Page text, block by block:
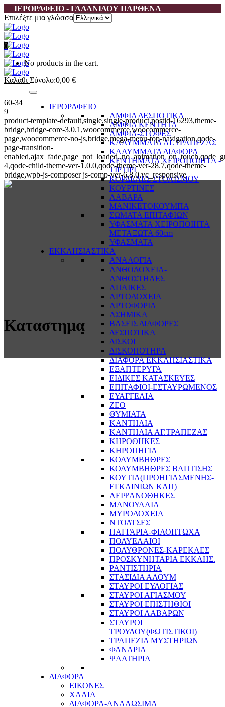
ΙΕΡΟΡΑΦΕΙΟ - ΓΑΛΑΝΙΔΟΥ ΠΑΡΘΕΝΑ
Επιλέξτε μια γλώσσα
0
No products in the cart.
Καλάθι Σύνολο:0,00 €
ΙΕΡΟΡΑΦΕΙΟ
ΑΜΦΙΑ ΔΕΣΠΟΤΙΚΑ
ΑΜΦΙΑ ΚΕΝΤΗΤΑ
ΑΜΦΙΑ-ΣΤΟΦΕΣ
ΚΑΛΥΜΜΑΤΑ ΑΓ.ΤΡΑΠΕΖΑΣ
ΚΑΛΥΜΜΑΤΑ ΔΙΑΦΟΡΑ
ΚΕΝΤΗΜΑΤΑ ΧΕΙΡΟΠΟΙΗΤΑ -
ΤΙΡΤΙΡΙ
ΚΟΡΔΕΛΕΣ ΣΤΟΛΙΣΜΟΥ
ΚΟΥΡΤΙΝΕΣ
ΛΑΒΑΡΑ
ΜΑΝΙΚΕΤΟΚΟΥΜΠΑ
ΣΩΜΑΤΑ ΕΠΙΤΑΦΙΩΝ
ΥΦΑΣΜΑΤΑ ΧΕΙΡΟΠΟΙΗΤΑ
ΜΕΤΑΞΩΤΑ 60cm
ΥΦΑΣΜΑΤΑ
ΕΚΚΛΗΣΙΑΣΤΙΚΑ
ΑΝΑΛΟΓΙΑ
ΑΝΘΟΔΟΧΕΙΑ-
ΑΝΘΟΣΤΗΛΕΣ
ΑΠΛΙΚΕΣ
ΑΡΤΟΔΟΧΕΙΑ
ΑΡΤΟΦΟΡΙΑ
ΑΣΗΜΙΚΑ
ΒΑΣΕΙΣ ΔΙΑΦΟΡΕΣ
ΔΕΣΠΟΤΙΚΑ
ΔΙΣΚΟΙ
ΔΙΣΚΟΠΟΤΗΡΑ
ΔΙΑΦΟΡΑ ΕΚΚΛΗΣΙΑΣΤΙΚΑ
ΕΞΑΠΤΕΡΥΓΑ
ΕΙΔΙΚΕΣ ΚΑΤΑΣΚΕΥΕΣ
ΕΠΙΤΑΦΙΟΙ-ΕΣΤΑΥΡΩΜΕΝΟΣ
ΕΥΑΓΓΕΛΙΑ
ΖΕΟ
ΘΥΜΙΑΤΑ
ΚΑΝΤΗΛΙΑ
ΚΑΝΤΗΛΙΑ ΑΓ.ΤΡΑΠΕΖΑΣ
ΚΗΡΟΘΗΚΕΣ
ΚΗΡΟΠΗΓΙΑ
ΚΟΛΥΜΒΗΘΡΕΣ
ΚΟΛΥΜΒΗΘΡΕΣ ΒΑΠΤΙΣΗΣ
ΚΟΥΤΙΑ(ΠΡΟΗΓΙΑΣΜΕΝΗΣ-
ΕΓΚΑΙΝΙΩΝ ΚΛΠ)
ΛΕΙΨΑΝΟΘΗΚΕΣ
ΜΑΝΟΥΑΛΙΑ
ΜΥΡΟΔΟΧΕΙΑ
ΝΤΟΛΤΣΕΣ
ΠΑΓΓΑΡΙΑ-ΦΙΛΟΠΤΩΧΑ
ΠΟΛΥΕΛΑΙΟΙ
ΠΟΛΥΘΡΟΝΕΣ-ΚΑΡΕΚΛΕΣ
ΠΡΟΣΚΥΝΗΤΑΡΙΑ ΕΚΚΛΗΣ.
ΡΑΝΤΙΣΤΗΡΙΑ
ΣΤΑΣΙΔΙΑ ΑΛΟΥΜ
ΣΤΑΥΡΟΙ ΕΥΛΟΓΙΑΣ
ΣΤΑΥΡΟΙ ΑΓΙΑΣΜΟΥ
ΣΤΑΥΡΟΙ ΕΠΙΣΤΗΘΙΟΙ
ΣΤΑΥΡΟΙ ΛΑΒΑΡΩΝ
ΣΤΑΥΡΟΙ
ΤΡΟΥΛΟΥ(ΦΩΤΙΣΤΙΚΟΙ)
ΤΡΑΠΕΖΙΑ ΜΥΣΤΗΡΙΩΝ
ΦΑΝΑΡΙΑ
ΨΑΛΤΗΡΙΑ
ΔΙΑΦΟΡΑ
ΕΙΚΟΝΕΣ
ΧΑΛΙΑ
ΔΙΑΦΟΡΑ-ΑΝΑΛΩΣΙΜΑ
60-34
9
product-template-default,single,single-product,postid-16293,theme-
bridge,bridge-core-3.0.1,woocommerce,woocommerce-
page,woocommerce-no-js,bridge,mega-menu-top-navigation,qode-
page-transition-
4,qode-child-theme-ver-1.0.0,qode-theme-ver-28.7,qode-theme-
bridge,wpb-js-composer js-comp-ver-6.8.0,vc_responsive
Καταστημα